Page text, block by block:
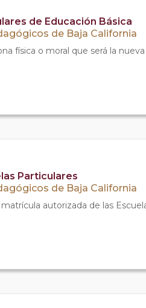
de Educación Básica
de Baja California
física o moral que será la
Particulares
de Baja California
autorizada de las